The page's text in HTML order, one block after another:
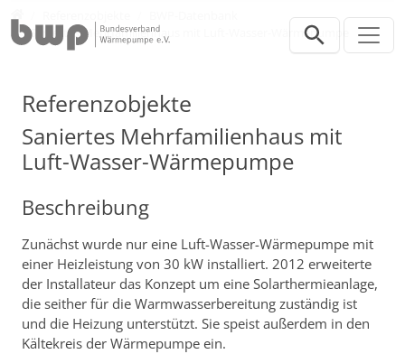
Saniertes Mehrfamilienhaus mit Luft-Wasser-Wärmepumpe
Referenzobjekte
Saniertes Mehrfamilienhaus mit
Luft-Wasser-Wärmepumpe
Beschreibung
Zunächst wurde nur eine Luft-Wasser-Wärmepumpe mit
einer Heizleistung von 30 kW installiert. 2012 erweiterte
der Installateur das Konzept um eine Solarthermieanlage,
die seither für die Warmwasserbereitung zuständig ist
und die Heizung unterstützt. Sie speist außerdem in den
Kältekreis der Wärmepumpe ein.